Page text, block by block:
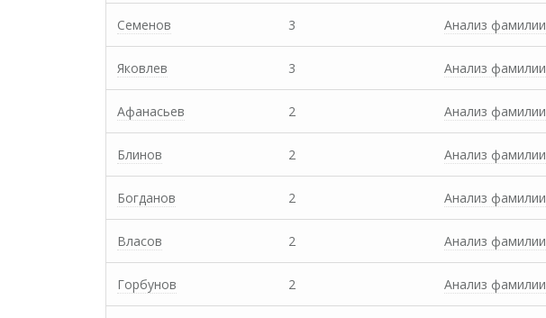
Семенов 3 Анализ фамилии
Яковлев 3 Анализ фамилии
Афанасьев 2 Анализ фамилии
Блинов 2 Анализ фамилии
Богданов 2 Анализ фамилии
Власов 2 Анализ фамилии
Горбунов 2 Анализ фамилии